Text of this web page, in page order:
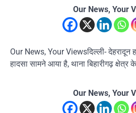
Our News, Your
Our News, Your Viewsदिल्ली- देहरादून
हादसा सामने आया है, थाना बिहारीगढ़ क्षेत्र
Our News, Your